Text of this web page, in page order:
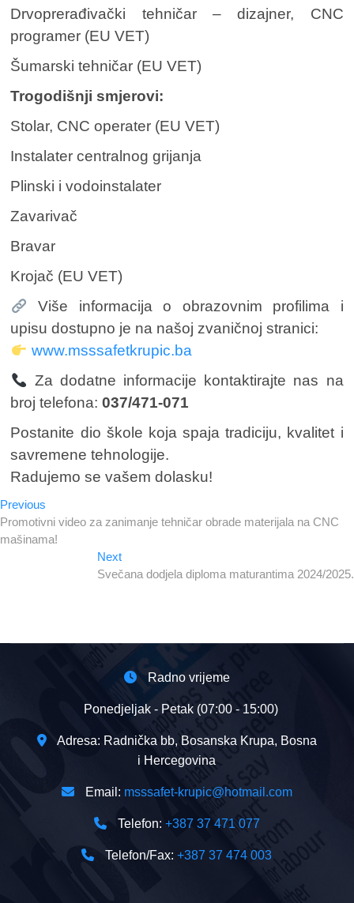
Drvoprerađivački tehničar – dizajner, CNC
programer (EU VET)
Šumarski tehničar (EU VET)
Trogodišnji smjerovi:
Stolar, CNC operater (EU VET)
Instalater centralnog grijanja
Plinski i vodoinstalater
Zavarivač
Bravar
Krojač (EU VET)
Više informacija o obrazovnim profilima i
upisu dostupno je na našoj zvaničnoj stranici:
www.msssafetkrupic.ba
Za dodatne informacije kontaktirajte nas na
broj telefona:037/471-071
Postanite dio škole koja spaja tradiciju, kvalitet i
savremene tehnologije.
Radujemo se vašem dolasku!
Navigacija
članaka
Previous
post:
Promotivni video za zanimanje tehničar obrade materijala na CNC
mašinama!
NextNext
post:
Svečana dodjela diploma maturantima 2024/2025.
Radno vrijeme
Ponedjeljak - Petak (07:00 - 15:00)
Adresa: Radnička bb, Bosanska Krupa, Bosna
i Hercegovina
Email: msssafet-krupic@hotmail.com
Telefon: +387 37 471 077
Telefon/Fax:+387 37 474 003